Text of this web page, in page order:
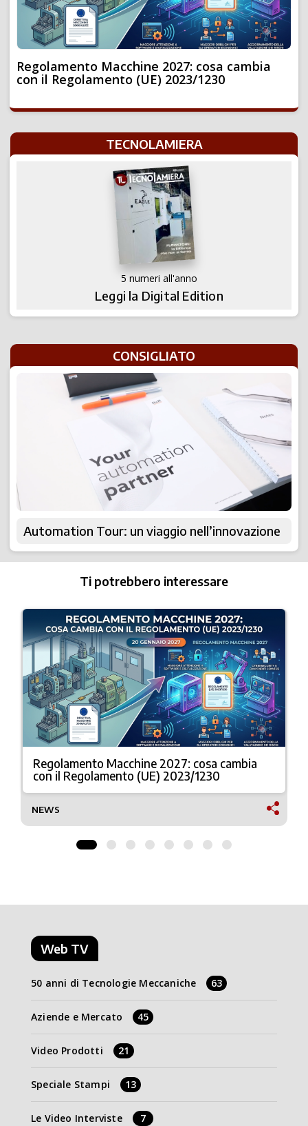
Regolamento Macchine 2027: cosa cambia
con il Regolamento (UE) 2023/1230
TECNOLAMIERA
5 numeri all'anno
Leggi la Digital Edition
CONSIGLIATO
Automation Tour: un viaggio nell’innovazione
Ti potrebbero interessare
Regolamento Macchine 2027: cosa cambia
con il Regolamento (UE) 2023/1230
NEWS
Web TV
50 anni di Tecnologie Meccaniche 63
Aziende e Mercato 45
Video Prodotti 21
Speciale Stampi 13
Le Video Interviste 7